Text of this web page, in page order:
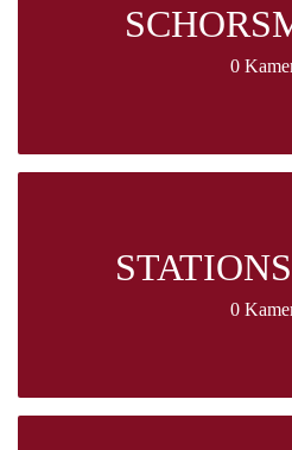
0
0